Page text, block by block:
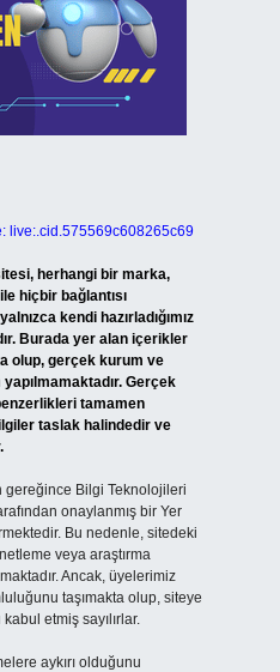
live:.cid.575569c608265c69
herhangi bir marka,
hiçbir bağlantısı
kendi hazırladığımız
Burada yer alan içerikler
olup, gerçek kurum ve
Gerçek
tamamen
taslak halindedir ve
gereğince Bilgi Teknolojileri
onaylanmış bir Yer
Bu nedenle, sitedeki
veya araştırma
Ancak, üyelerimiz
taşımakta olup, siteye
etmiş sayılırlar.
aykırı olduğunu